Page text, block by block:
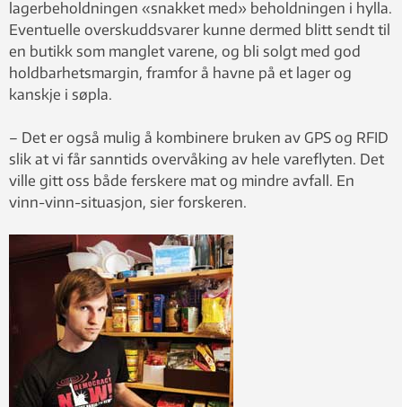
lagerbeholdningen «snakket med» beholdningen i hylla.
Eventuelle overskuddsvarer kunne dermed blitt sendt til
en butikk som manglet varene, og bli solgt med god
holdbarhetsmargin, framfor å havne på et lager og
kanskje i søpla.
– Det er også mulig å kombinere bruken av GPS og RFID
slik at vi får sanntids overvåking av hele vareflyten. Det
ville gitt oss både ferskere mat og mindre avfall. En
vinn-vinn-situasjon, sier forskeren.